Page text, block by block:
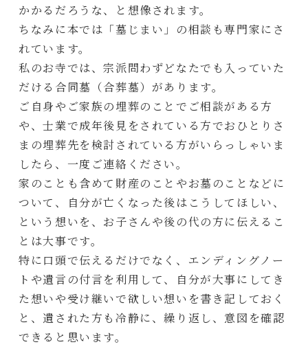
かかるだろうな、と想像されます。
ちなみに本では「墓じまい」の相談も専門家にさ
れています。
私のお寺では、宗派問わずどなたでも入っていた
だける合同墓（合葬墓）があります。
ご自身やご家族の埋葬のことでご相談がある方
や、士業で成年後見をされている方でおひとりさ
まの埋葬先を検討されている方がいらっしゃいま
したら、一度ご連絡ください。
家のことも含めて財産のことやお墓のことなどに
ついて、自分が亡くなった後はこうしてほしい、
という想いを、お子さんや後の代の方に伝えるこ
とは大事です。
特に口頭で伝えるだけでなく、エンディングノー
トや遺言の付言を利用して、自分が大事にしてき
た想いや受け継いで欲しい想いを書き記しておく
と、遺された方も冷静に、繰り返し、意図を確認
できると思います。